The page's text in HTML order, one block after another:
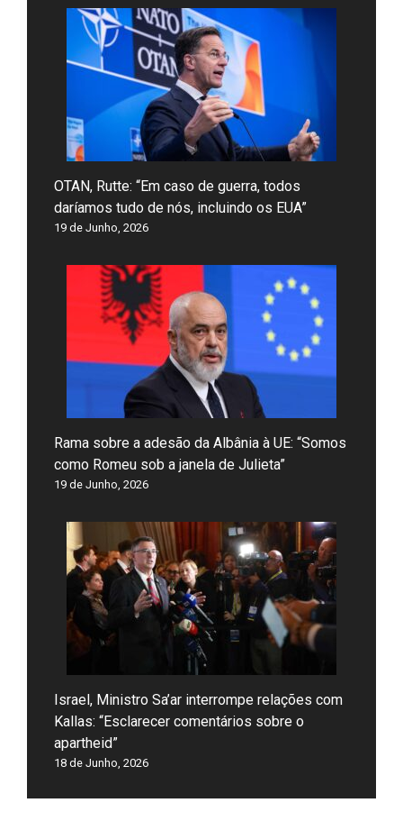
OTAN, Rutte: “Em caso de guerra, todos
daríamos tudo de nós, incluindo os EUA”
19 de Junho, 2026
Rama sobre a adesão da Albânia à UE: “Somos
como Romeu sob a janela de Julieta”
19 de Junho, 2026
Israel, Ministro Sa’ar interrompe relações com
Kallas: “Esclarecer comentários sobre o
apartheid”
18 de Junho, 2026